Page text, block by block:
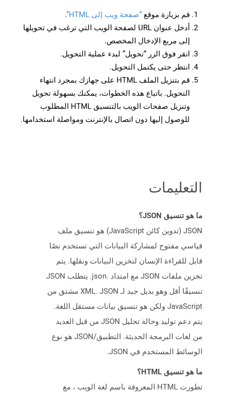
قم بزيارة موقع “صفحة ويب إلى HTML”
.
أدخل عنوان URL لصفحة الويب التي ترغب في تحويلها
إلى مربع الإدخال المخصص.
انقر فوق الزر “تحويل” لبدء عملية التحويل.
انتظر حتى يكتمل التحويل.
قم بتنزيل الملف HTML على جهازك بمجرد انتهاء
التحويل. باتباع هذه الخطوات، يمكنك بسهولة تحويل
وتنزيل صفحات الويب بالتنسيق HTML المطلوب
للوصول إليها دون اتصال بالإنترنت ومواصلة استخدامها.
التعليمات
ما هو تنسيق JSON؟
JSON (تدوين كائن JavaScript) هو تنسيق ملف
قياسي مفتوح لمشاركة البيانات التي تستخدم نصًا
قابل للقراءة الإنسان لتخزين البيانات ونقلها. يتم
تخزين ملفات JSON مع امتداد .json. يتطلب JSON
تنسيقًا أقل وهو بديل جيد لـ XML. JSON مشتق من
JavaScript ولكن هو تنسيق بيانات مستقل اللغة.
يتم دعم توليد وحالة تحليل JSON من قبل العديد
من لغات البرمجة الحديثة. التطبيق/JSON هو نوع
الوسائط المستخدم في JSON.
ما هو تنسيق HTML؟
تطورت HTML المعروفة باسم لغة الويب ، مع